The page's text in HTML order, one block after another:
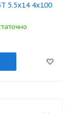
5.5x14 4x100